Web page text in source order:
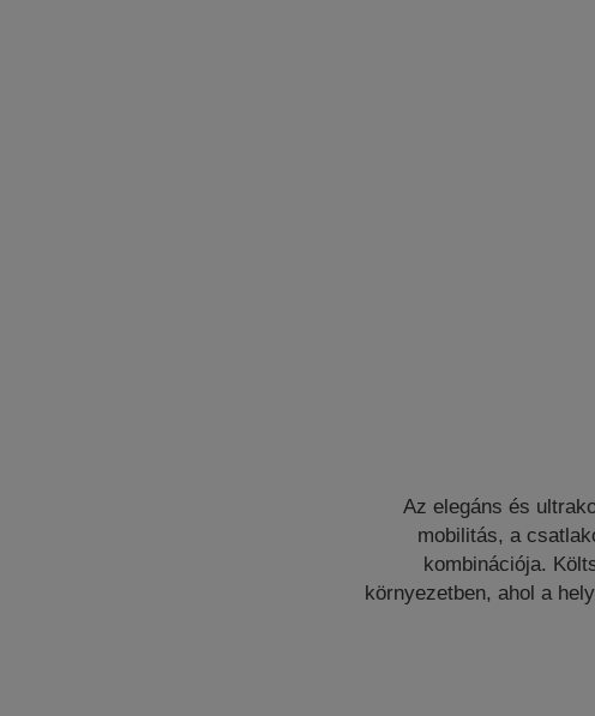
Az elegáns és
mobilitás, a
kombinációja.
környezetben, ahol a